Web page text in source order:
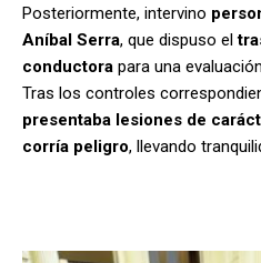
Posteriormente, intervino
Aníbal Serra, que dispuso el
conductora para una
Tras los controles
presentaba lesiones de
corría peligro, llevando